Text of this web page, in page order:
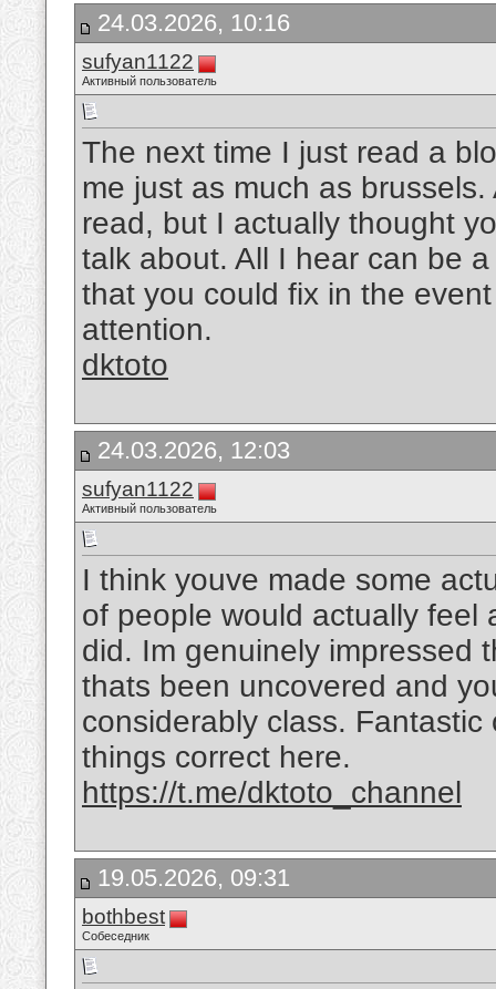
24.03.2026, 10:16
sufyan1122
Активный пользователь
The next time I just read a
me just as much as
read, but I actually thought
talk about. All I hear can be
that you could fix in the
attention.
dktoto
24.03.2026, 12:03
sufyan1122
Активный пользователь
I think youve made some
of people would actually feel
did. Im genuinely impressed
thats been uncovered and
considerably class.
things correct here.
https://t.me/dktoto_channel
19.05.2026, 09:31
bothbest
Собеседник